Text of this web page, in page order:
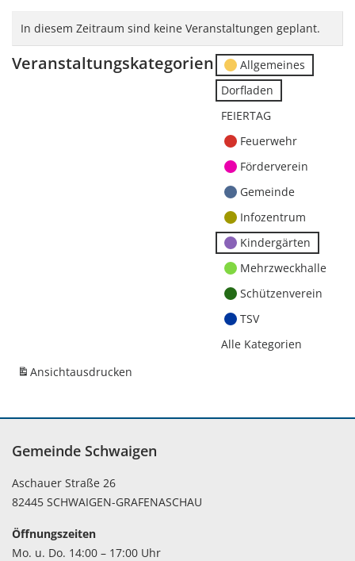
In diesem Zeitraum sind keine Veranstaltungen geplant.
Veranstaltungskategorien
Allgemeines
Dorfladen
FEIERTAG
Feuerwehr
Förderverein
Gemeinde
Infozentrum
Kindergärten
Mehrzweckhalle
Schützenverein
TSV
Alle Kategorien
Ansichtausdrucken
Gemeinde Schwaigen
Aschauer Straße 26
82445 SCHWAIGEN-GRAFENASCHAU
Öffnungszeiten
Mo. u. Do. 14:00 – 17:00 Uhr